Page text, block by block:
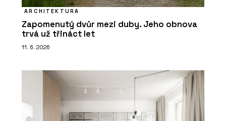
ARCHITEKTURA
Zapomenutý dvůr mezi duby. Jeho obnova
trvá už třináct let
11. 6. 2026